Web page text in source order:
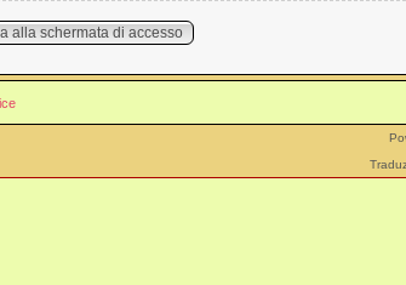
alla schermata di accesso